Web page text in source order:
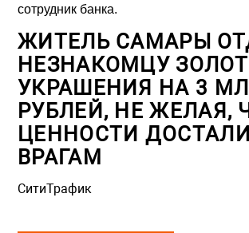
сотрудник банка.
ЖИТЕЛЬ САМАРЫ
НЕЗНАКОМЦУ
УКРАШЕНИЯ НА 3
РУБЛЕЙ, НЕ ЖЕЛАЯ,
ЦЕННОСТИ
ВРАГАМ
СитиТрафик